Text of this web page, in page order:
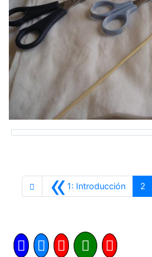
«1: IntroducciónAnterior
2